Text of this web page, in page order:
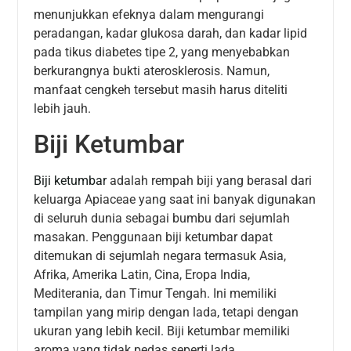
menunjukkan efeknya dalam mengurangi
peradangan, kadar glukosa darah, dan kadar lipid
pada tikus diabetes tipe 2, yang menyebabkan
berkurangnya bukti aterosklerosis. Namun,
manfaat cengkeh tersebut masih harus diteliti
lebih jauh.
Biji Ketumbar
Biji ketumbaradalah rempah biji yang berasal dari
keluarga Apiaceae yang saat ini banyak digunakan
di seluruh dunia sebagai bumbu dari sejumlah
masakan. Penggunaan biji ketumbar dapat
ditemukan di sejumlah negara termasuk Asia,
Afrika, Amerika Latin, Cina, Eropa India,
Mediterania, dan Timur Tengah. Ini memiliki
tampilan yang mirip dengan lada, tetapi dengan
ukuran yang lebih kecil. Biji ketumbar memiliki